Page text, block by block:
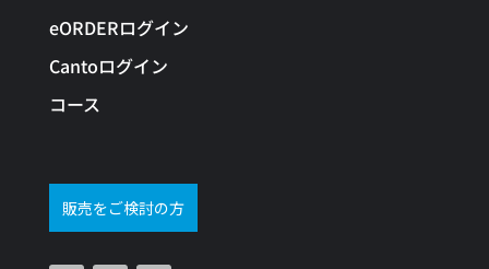
eORDERログイン
Cantoログイン
コース
販売をご検討の方